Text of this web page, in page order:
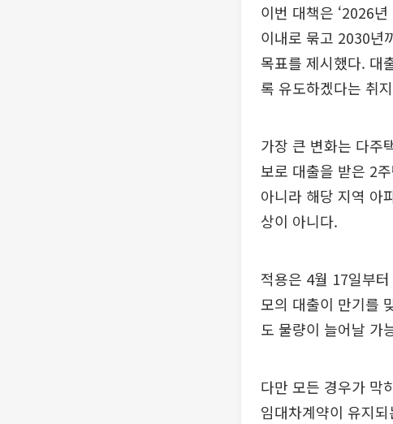
이번 대책은 ‘2026
이내로 묶고 2030년
목표를 제시했다. 대
록 유도하겠다는 취
가장 큰 변화는 다주
보로 대출을 받은 2
아니라 해당 지역 아
상이 아니다.
적용은 4월 17일부
모의 대출이 만기를
도 물량이 늘어날 가
다만 모든 경우가 막
임대차계약이 유지